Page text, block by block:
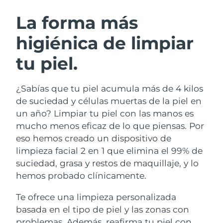
La forma más
higiénica de limpiar
tu piel.
¿Sabías que tu piel acumula más de 4 kilos
de suciedad y células muertas de la piel en
un año? Limpiar tu piel con las manos es
mucho menos eficaz de lo que piensas. Por
eso hemos creado un dispositivo de
limpieza facial 2 en 1 que elimina el 99% de
suciedad, grasa y restos de maquillaje, y lo
hemos probado clínicamente.
Te ofrece una limpieza personalizada
basada en el tipo de piel y las zonas con
Limpieza facial
Anti-aging massage
LUNA™ 4 Plus
Massage, LED heating
LUNA™ 4 Men
Microcurrent toning
BEAR™ 2 go
Microcurrent toning on-the-go
BEAR™ 2 eyes & lips
Hidratación
UFO™ 3 pack
Deep facial hydration
Near-infrared and red light therapy
device
Cuidado bucal
issa™ 4
Hybrid silicone sonic toothbrush
Smart hybrid silicone sonic toothbrush
TRATAMIENTO ANTIEDAD FAQ™
Antiedad Tratamientos LED
NEW
Austria
Baréin Entrega prevista8/13/26
Bélgica
Bermudas Entrega prevista 8/18/26
Bosnia y Herzegovina Entrega prevista
Brunéi Entrega prevista
Bulgaria Entrega prevista 8/12/26
Canadá Entrega prevista
Chile Entrega prevista